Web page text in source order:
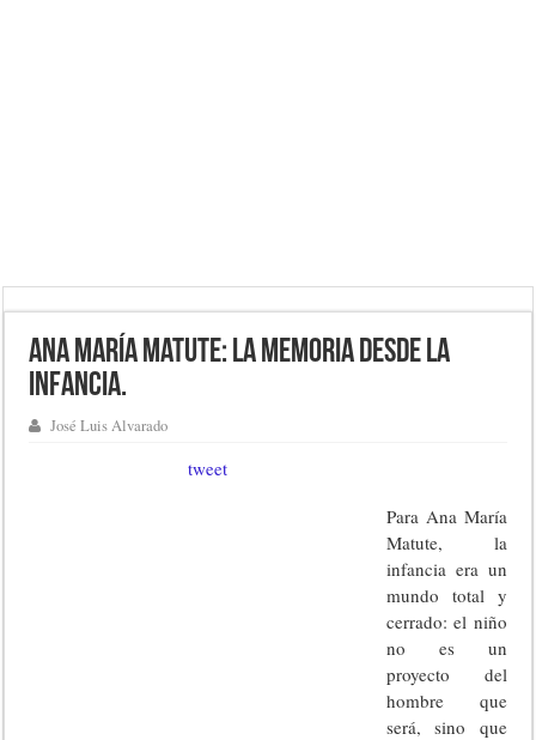
Ana María Matute: La memoria desde la
infancia.
José Luis Alvarado
tweet
Para Ana María
Matute, la
infancia era un
mundo total y
cerrado: el niño
no es un
proyecto del
hombre que
será, sino que